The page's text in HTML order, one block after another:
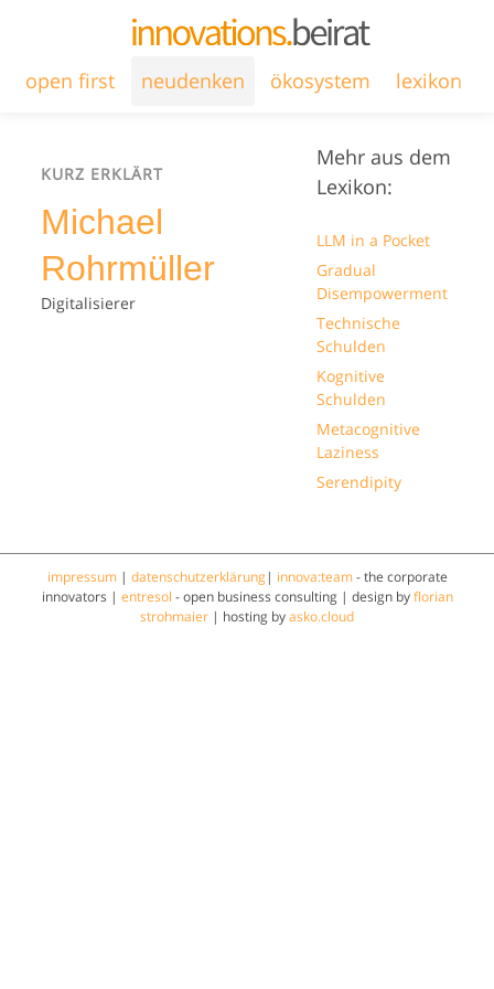
open first neudenken ökosystem lexikon
KURZ ERKLÄRT
Michael
Rohrmüller
Digitalisierer
Mehr aus dem
Lexikon:
LLM in a Pocket
Gradual
Disempowerment
Technische
Schulden
Kognitive
Schulden
Metacognitive
Laziness
Serendipity
impressum| datenschutzerklärung | innova:team- the corporate
innovators | entresol - open business consulting | design byflorian
strohmaier | hosting byasko.cloud